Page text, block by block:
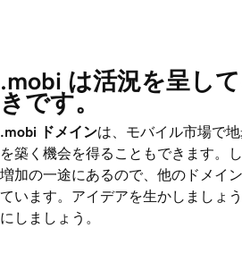
.mobi は活況を呈し
きです。
.mobi ドメインは、モバイル市場で
を築く機会を得ることもできます。
増加の一途にあるので、他のドメイ
ています。アイデアを生かしましょ
にしましょう。